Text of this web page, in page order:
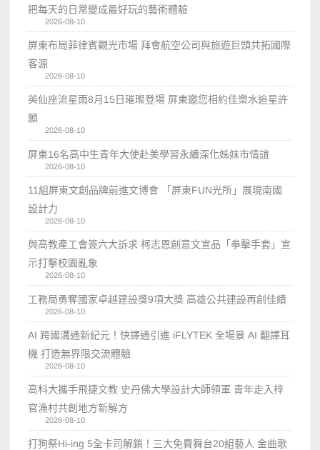
把每天的日常變成最好玩的藝術體驗
2026-08-10
屏東布局菲律賓觀光市場 拜會航空公司與旅遊巨頭共拓國際
客源
2026-08-10
英仙座流星雨8月15日璀璨登場 屏東邀您相約佳樂水追星許
願
2026-08-10
屏東16名高中生青年大使赴美學習永續深化姊妹市情誼
2026-08-10
11組屏東文創品牌前進文博會 「屏東FUN光所」展現南國
設計力
2026-08-10
與高教產工會簽六大訴求 柯志恩創意文宣品「拳擊手套」宣
示打擊校園亂象
2026-08-10
工務局勇奪國家卓越建設獎9項大獎 高雄公共建設再創佳績
2026-08-10
AI 跨國溝通新紀元！快譯通引進 iFLYTEK 全場景 AI 翻譯耳
機 打造無界限交流體驗
2026-08-10
高科大攜手飛捷文教 史丹佛大學設計大師領軍 青年走入梓
官漁村共創地方新解方
2026-08-10
打狗祭Hi-ing 5全卡司解鎖！三大免費舞台20組藝人 金曲歌